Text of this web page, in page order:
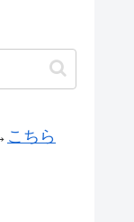
こちら